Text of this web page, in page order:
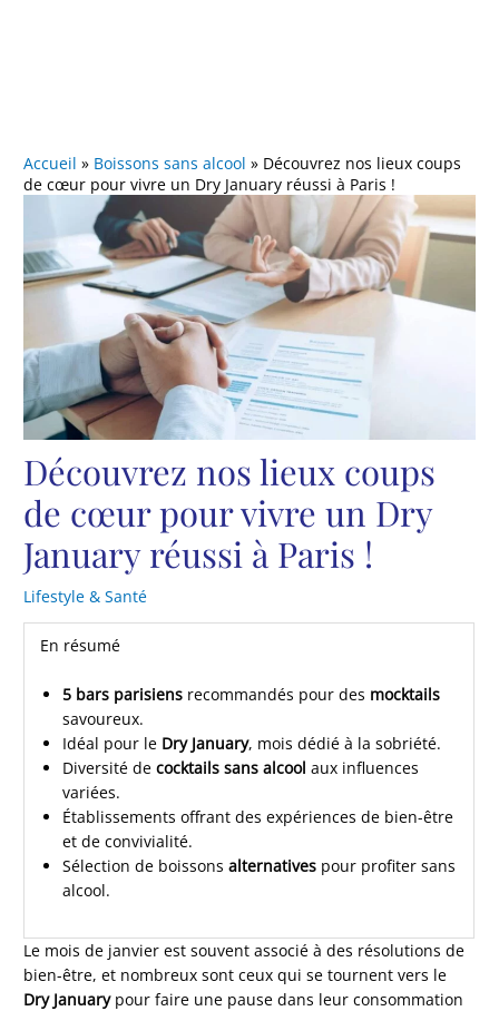
Accueil » Boissons sans alcool » Découvrez nos lieux coups
de cœur pour vivre un Dry January réussi à Paris !
Découvrez nos lieux coups
de cœur pour vivre un Dry
January réussi à Paris !
Lifestyle & Santé
En résumé
5 bars parisiensrecommandés pour des mocktails
savoureux.
Idéal pour le Dry January, mois dédié à la sobriété.
Diversité de cocktails sans alcool aux influences
variées.
Établissements offrant des expériences de bien-être
et de convivialité.
Sélection de boissons alternativespour profiter sans
alcool.
Le mois de janvier est souvent associé à des résolutions de
bien-être, et nombreux sont ceux qui se tournent vers le
Dry Januarypour faire une pause dans leur consommation